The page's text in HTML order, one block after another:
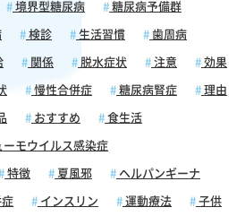
境界型糖尿病 糖尿病予備群
検診 生活習慣 歯周病
関係 脱水症状 注意 効果
慢性合併症 糖尿病腎症 理由
おすすめ 食生活
ーモウイルス感染症
特徴 夏風邪 ヘルパンギーナ
症 インスリン 運動療法 子供